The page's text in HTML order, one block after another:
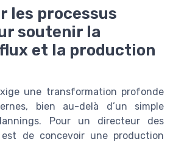
les processus
soutenir la
et la production
une transformation profonde
bien au-delà d’un simple
Pour un directeur des
est de concevoir une production